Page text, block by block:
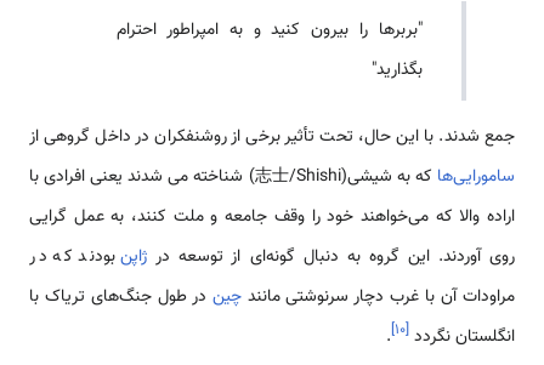
"بربرها را بیرون کنید و به امپراطور احترام
بگذارید"
جمع شدند. با این حال، تحت تأثیر برخی از روشنفکران در داخل گروهی از
سامورایی‌ها
که به شیشی(志士/Shishi) شناخته می شدند یعنی افرادی با
اراده والا که می‌خواهند خود را وقف جامعه و ملت کنند، به عمل گرایی
روی آوردند. این گروه به دنبال گونه‌ای از توسعه در ژاپنبودند که در
مراودات آن با غرب دچار سرنوشتی مانندچین در طول جنگ‌های تریاک با
انگلستان نگردد [۱۰]
.